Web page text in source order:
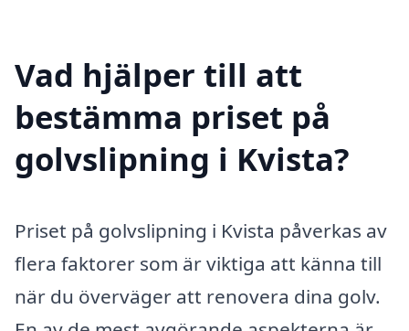
Vad hjälper till att
bestämma priset på
golvslipning i Kvista?
Priset på golvslipning i Kvista påverkas av
flera faktorer som är viktiga att känna till
när du överväger att renovera dina golv.